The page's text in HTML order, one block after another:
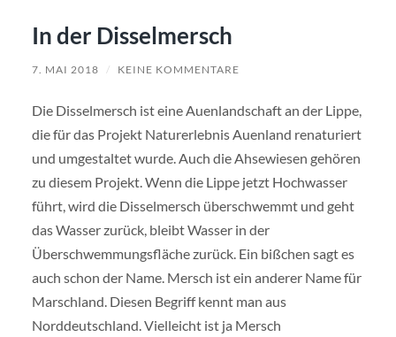
In der Disselmersch
7. MAI 2018 / KEINE KOMMENTARE
Die Disselmersch ist eine Auenlandschaft an der Lippe,
die für das Projekt Naturerlebnis Auenland renaturiert
und umgestaltet wurde. Auch die Ahsewiesen gehören
zu diesem Projekt. Wenn die Lippe jetzt Hochwasser
führt, wird die Disselmersch überschwemmt und geht
das Wasser zurück, bleibt Wasser in der
Überschwemmungsfläche zurück. Ein bißchen sagt es
auch schon der Name. Mersch ist ein anderer Name für
Marschland. Diesen Begriff kennt man aus
Norddeutschland. Vielleicht ist ja Mersch